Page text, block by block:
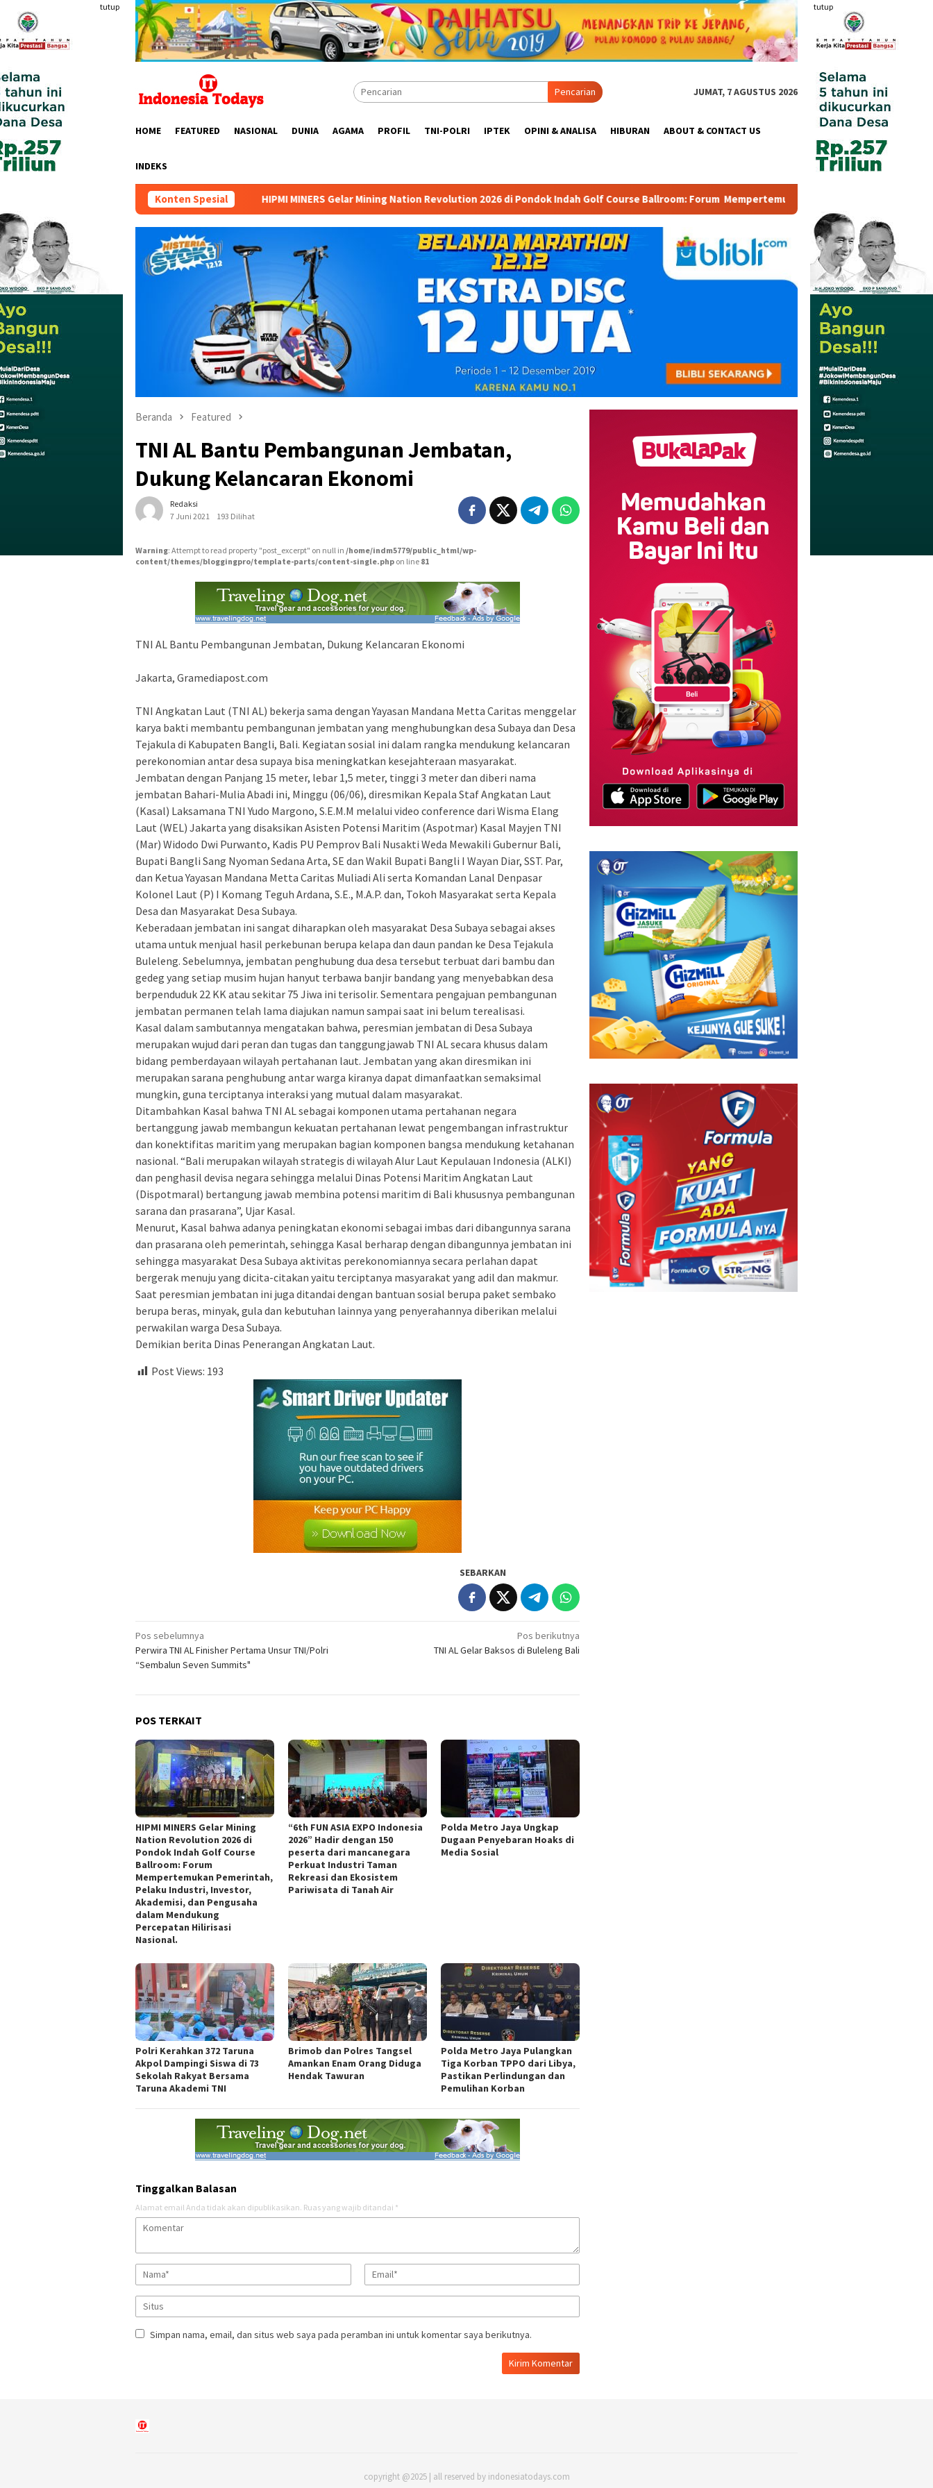
konten
tutup tutup
Pencarian JUMAT, 7 AGUSTUS 2026
HOME FEATURED NASIONAL DUNIA AGAMA PROFIL TNI-POLRI IPTEK OPINI & ANALISA HIBURAN ABOUT & CONTACT US
INDEKS
Konten Spesial
HIPMI MINERS Gelar Mining Nation Revolution 2026 di Pondok Indah Golf Course Ballroom: Forum Mempertemukan Pemerintah, Pelaku Industri, Investor,
Beranda Featured
TNI AL Bantu Pembangunan Jembatan,
Dukung Kelancaran Ekonomi
Redaksi
7 Juni 2021
193 Dilihat
Warning: Attempt to read property "post_excerpt" on null in /home/indm5779/public_html/wp-
content/themes/bloggingpro/template-parts/content-single.php on line 81
TNI AL Bantu Pembangunan Jembatan, Dukung Kelancaran Ekonomi
Jakarta, Gramediapost.com
TNI Angkatan Laut (TNI AL) bekerja sama dengan Yayasan Mandana Metta Caritas menggelar
karya bakti membantu pembangunan jembatan yang menghubungkan desa Subaya dan Desa
Tejakula di Kabupaten Bangli, Bali. Kegiatan sosial ini dalam rangka mendukung kelancaran
perekonomian antar desa supaya bisa meningkatkan kesejahteraan masyarakat.
Jembatan dengan Panjang 15 meter, lebar 1,5 meter, tinggi 3 meter dan diberi nama
jembatan Bahari-Mulia Abadi ini, Minggu (06/06), diresmikan Kepala Staf Angkatan Laut
(Kasal) Laksamana TNI Yudo Margono, S.E.M.M melalui video conference dari Wisma Elang
Laut (WEL) Jakarta yang disaksikan Asisten Potensi Maritim (Aspotmar) Kasal Mayjen TNI
(Mar) Widodo Dwi Purwanto, Kadis PU Pemprov Bali Nusakti Weda Mewakili Gubernur Bali,
Bupati Bangli Sang Nyoman Sedana Arta, SE dan Wakil Bupati Bangli I Wayan Diar, SST. Par,
dan Ketua Yayasan Mandana Metta Caritas Muliadi Ali serta Komandan Lanal Denpasar
Kolonel Laut (P) I Komang Teguh Ardana, S.E., M.A.P. dan, Tokoh Masyarakat serta Kepala
Desa dan Masyarakat Desa Subaya.
Keberadaan jembatan ini sangat diharapkan oleh masyarakat Desa Subaya sebagai akses
utama untuk menjual hasil perkebunan berupa kelapa dan daun pandan ke Desa Tejakula
Buleleng. Sebelumnya, jembatan penghubung dua desa tersebut terbuat dari bambu dan
gedeg yang setiap musim hujan hanyut terbawa banjir bandang yang menyebabkan desa
berpenduduk 22 KK atau sekitar 75 Jiwa ini terisolir. Sementara pengajuan pembangunan
jembatan permanen telah lama diajukan namun sampai saat ini belum terealisasi.
Kasal dalam sambutannya mengatakan bahwa, peresmian jembatan di Desa Subaya
merupakan wujud dari peran dan tugas dan tanggungjawab TNI AL secara khusus dalam
bidang pemberdayaan wilayah pertahanan laut. Jembatan yang akan diresmikan ini
merupakan sarana penghubung antar warga kiranya dapat dimanfaatkan semaksimal
mungkin, guna terciptanya interaksi yang mutual dalam masyarakat.
Ditambahkan Kasal bahwa TNI AL sebagai komponen utama pertahanan negara
bertanggung jawab membangun kekuatan pertahanan lewat pengembangan infrastruktur
dan konektifitas maritim yang merupakan bagian komponen bangsa mendukung ketahanan
nasional. “Bali merupakan wilayah strategis di wilayah Alur Laut Kepulauan Indonesia (ALKI)
dan penghasil devisa negara sehingga melalui Dinas Potensi Maritim Angkatan Laut
(Dispotmaral) bertangung jawab membina potensi maritim di Bali khususnya pembangunan
sarana dan prasarana”, Ujar Kasal.
Menurut, Kasal bahwa adanya peningkatan ekonomi sebagai imbas dari dibangunnya sarana
dan prasarana oleh pemerintah, sehingga Kasal berharap dengan dibangunnya jembatan ini
sehingga masyarakat Desa Subaya aktivitas perekonomiannya secara perlahan dapat
bergerak menuju yang dicita-citakan yaitu terciptanya masyarakat yang adil dan makmur.
Saat peresmian jembatan ini juga ditandai dengan bantuan sosial berupa paket sembako
berupa beras, minyak, gula dan kebutuhan lainnya yang penyerahannya diberikan melalui
perwakilan warga Desa Subaya.
Demikian berita Dinas Penerangan Angkatan Laut.
Post Views: 193
SEBARKAN
Navigasi
pos
Pos sebelumnya
Perwira TNI AL Finisher Pertama Unsur TNI/Polri
“Sembalun Seven Summits"
Pos berikutnya
TNI AL Gelar Baksos di Buleleng Bali
POS TERKAIT
HIPMI MINERS Gelar Mining
Nation Revolution 2026 di
Pondok Indah Golf Course
Ballroom: Forum
Mempertemukan Pemerintah,
Pelaku Industri, Investor,
Akademisi, dan Pengusaha
dalam Mendukung
Percepatan Hilirisasi
Nasional.
“6th FUN ASIA EXPO Indonesia
2026” Hadir dengan 150
peserta dari mancanegara
Perkuat Industri Taman
Rekreasi dan Ekosistem
Pariwisata di Tanah Air
Polda Metro Jaya Ungkap
Dugaan Penyebaran Hoaks di
Media Sosial
Polri Kerahkan 372 Taruna
Akpol Dampingi Siswa di 73
Sekolah Rakyat Bersama
Taruna Akademi TNI
Brimob dan Polres Tangsel
Amankan Enam Orang Diduga
Hendak Tawuran
Polda Metro Jaya Pulangkan
Tiga Korban TPPO dari Libya,
Pastikan Perlindungan dan
Pemulihan Korban
Tinggalkan Balasan
Alamat email Anda tidak akan dipublikasikan. Ruas yang wajib ditandai *
Simpan nama, email, dan situs web saya pada peramban ini untuk komentar saya berikutnya.
copyright @2025 | all reserved by indonesiatodays.com